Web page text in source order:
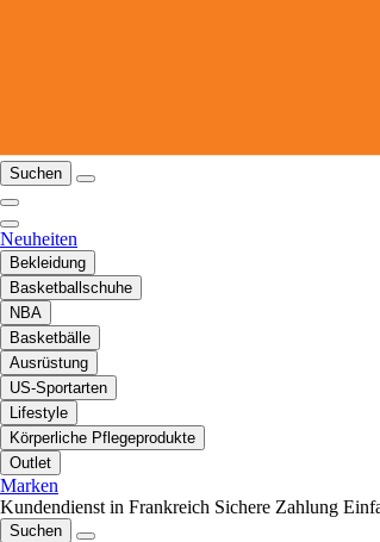
Suchen
Neuheiten
Bekleidung
Basketballschuhe
NBA
Basketbälle
Ausrüstung
US-Sportarten
Lifestyle
Körperliche Pflegeprodukte
Outlet
Marken
Kundendienst in Frankreich Sichere Zahlung
Suchen